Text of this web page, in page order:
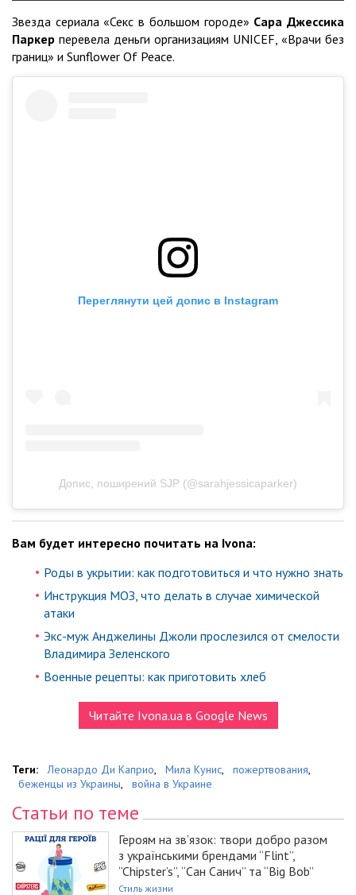
Звезда сериала «Секс в большом городе» Сара Джессика
Паркер перевела деньги организациям UNICEF, «Врачи без
границ» и Sunflower Of Peace.
Переглянути цей допис в Instagram
Допис, поширений SJP (@sarahjessicaparker)
Вам будет интересно почитать на Ivona:
Роды в укрытии: как подготовиться и что нужно знать
Инструкция МОЗ, что делать в случае химической
атаки
Экс-муж Анджелины Джоли прослезился от смелости
Владимира Зеленского
Военные рецепты: как приготовить хлеб
Читайте Ivona.ua в Google News
Теги: Леонардо Ди Каприо, Мила Кунис, пожертвования,
беженцы из Украины, война в Украине
Статьи по теме
Героям на зв’язок: твори добро разом
з українськими брендами “Flint”,
“Chipster’s”, “Сан Санич” та “Big Bob”
Стиль жизни